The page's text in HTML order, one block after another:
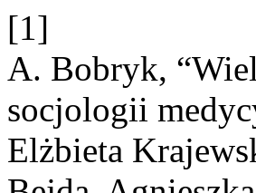
[1]
A. Bobryk,
socjologii
Elżbieta